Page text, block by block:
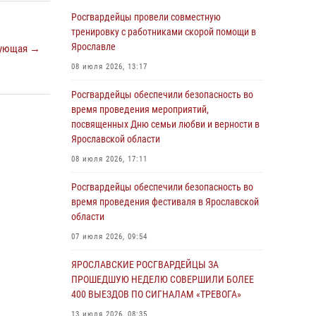
→
03 августа 2026, 06:20
Росгвардейцы обеспечили правопорядок во
время массового забега в Ярославле
Росгвардейцы обеспечили правопорядок во
время крестного хода в Ярославской области
27 июля 2026, 09:09
ПРОШЕДШУЮ НЕДЕЛЮ СОВЕРШИЛИ БОЛЕЕ
250 ВЫЕЗДОВ ПО СИГНАЛАМ «ТРЕВОГА»
ПРОШЕДШУЮ НЕДЕЛЮ СОВЕРШИЛИ БОЛЕЕ
300 ВЫЕЗДОВ ПО СИГНАЛАМ «ТРЕВОГА»
20 июля 2026, 14:47
Росгвардейцы провели совместную
тренировку с работниками скорой помощи в
Ярославле
08 июля 2026, 13:17
Росгвардейцы обеспечили безопасность во
время проведения мероприятий,
посвященных Дню семьи любви и верности в
Ярославской области
08 июля 2026, 17:11
Росгвардейцы обеспечили безопасность во
время проведения фестиваля в Ярославской
области
07 июля 2026, 09:54
ЯРОСЛАВСКИЕ РОСГВАРДЕЙЦЫ ЗА
ПРОШЕДШУЮ НЕДЕЛЮ СОВЕРШИЛИ БОЛЕЕ
400 ВЫЕЗДОВ ПО СИГНАЛАМ «ТРЕВОГА»